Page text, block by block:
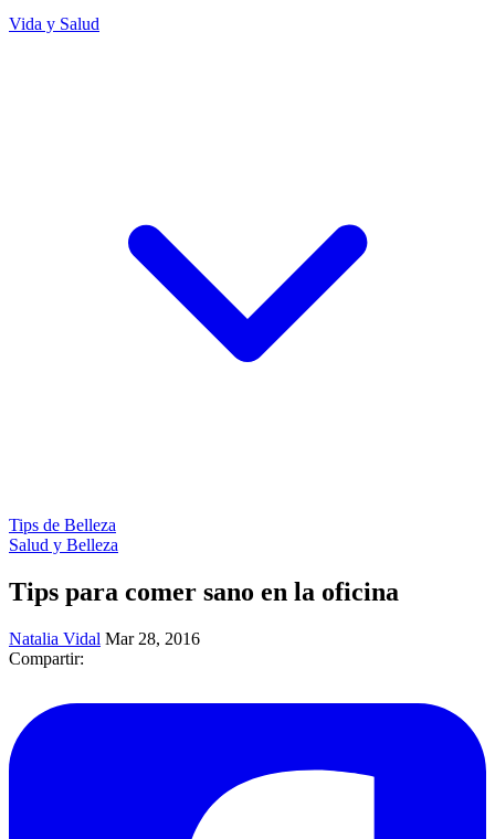
Vida y Salud
Tips de Belleza
Salud y Belleza
Tips para comer sano en la oficina
Natalia Vidal Mar 28, 2016
Compartir: